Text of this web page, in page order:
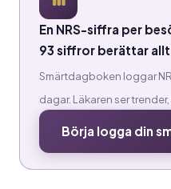
En NRS-siffra per
93 siffror berättar allt
Smärtdagboken loggar
dagar. Läkaren ser
Börja logga din